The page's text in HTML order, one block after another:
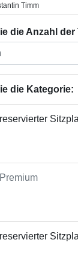
Timm
die Anzahl der
die Kategorie: